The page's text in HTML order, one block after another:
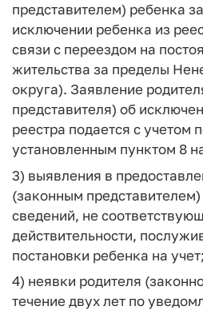
представителем) ребенка
исключении ребенка из
связи с переездом на
жительства за пределы
округа). Заявление
представителя) об
реестра подается с учетом
установленным пунктом 8
3) выявления в
(законным
сведений, не
действительности,
постановки ребенка на учет;
4) неявки родителя
течение двух лет по